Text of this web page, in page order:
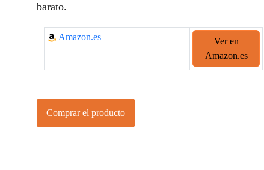
barato.
Amazon.es
Ver en
Amazon.es
Comprar el producto